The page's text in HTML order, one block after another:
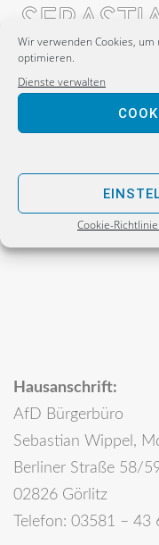
Wir verwenden Cookies,
optimieren.
Dienste verwalten
Cookie-Richtlinie
Postanschrift:
Sebastian Wippel
Alternative für
Postfach 30 06 17
Hausanschrift:
AfD Bürgerbüro
Sebastian Wippel,
Berliner Straße 58/
02826 Görlitz
Telefon: 03581 – 43